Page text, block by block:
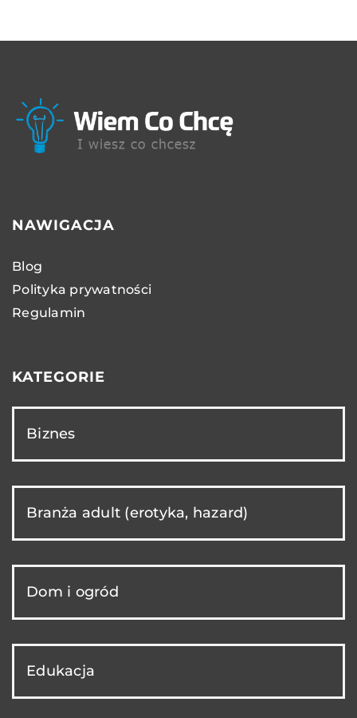
NAWIGACJA
Blog
Polityka prywatności
Regulamin
KATEGORIE
Biznes
Branża adult (erotyka, hazard)
Dom i ogród
Edukacja